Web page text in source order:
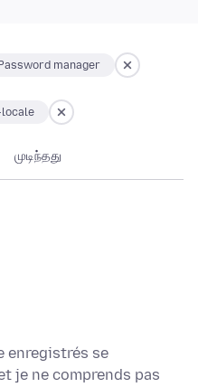
Password manager
முடிந்தது
enregistrés se
je ne comprends pas